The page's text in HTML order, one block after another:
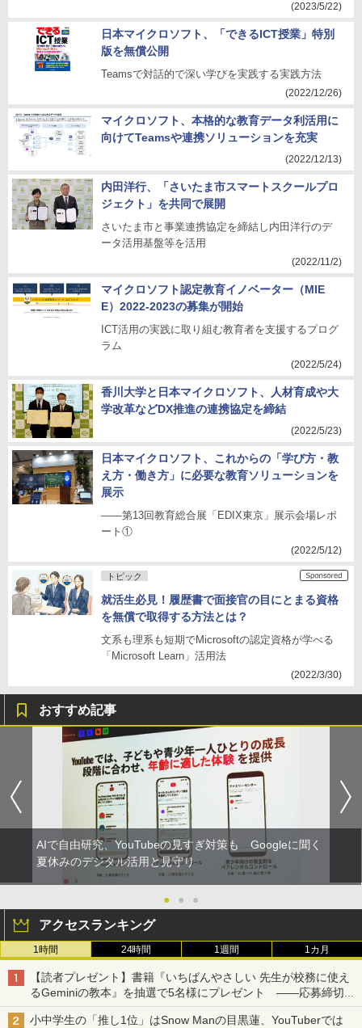
(2023/5/22)
日本マイクロソフト、「できるICT授業」特別
版を無償公開
Teamsで対話的で深い学びを実践する実践方法
(2022/12/26)
マイクロソフト、本格的な教育データ利活用に
向けてTeamsや連携ソリューションを充実
(2022/12/13)
内田洋行、「さいたま市スマートスクールプロ
ジェクト」を共同で展開
さいたま市と事業連携協定を締結し内田洋行のデ
ータ活用基盤等を活用
(2022/11/2)
マイクロソフト認定教育イノベーター（MIE
E）2022-2023の募集が開始
ICT活用の実践に取り組む教育者を支援するプログ
ラム
(2022/5/24)
香川大学と日本マイクロソフト、人材育成や大
学改革などDX推進の連携協定を締結
(2022/5/23)
日本マイクロソフト、これからの「学び方・教
え方・働き方」に必要な教育ソリューションを
展示
――第13回教育総合展「EDIX東京」展示会場レポ
ート①
(2022/5/12)
トピック
就活生必見！履歴書で面接官の目にとまる資格
を無償で取得する方法とは？
文系も理系も短期でMicrosoftの認定資格が学べる
「Microsoft Learn」活用法
(2022/3/30)
おすすめ記事
AIで自由研究、YouTubeの見すぎ対策も Googleに聞く
夏休みのデジタル活用と見守り
● ● ●
アクセスランキング
1時間 24時間 1週間 1カ月
【読者プレゼント】書籍『いちばんやさしい 先生が校務に使え
るGeminiの教本』を抽選で5名様にプレゼント ――応募締切は
2026年8月12日（水）まで
小中学生の「推し1位」はSnow Manの目黒蓮、YouTuberでは